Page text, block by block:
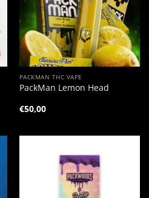
PACKMAN THC VAPE
PackMan Lemon Head
€50,00